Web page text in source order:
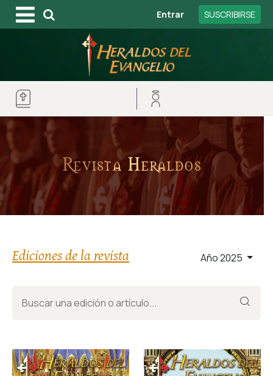
Entrar SUSCRIBIRSE
Revista Heraldos
Ediciones de la revista Año 2025